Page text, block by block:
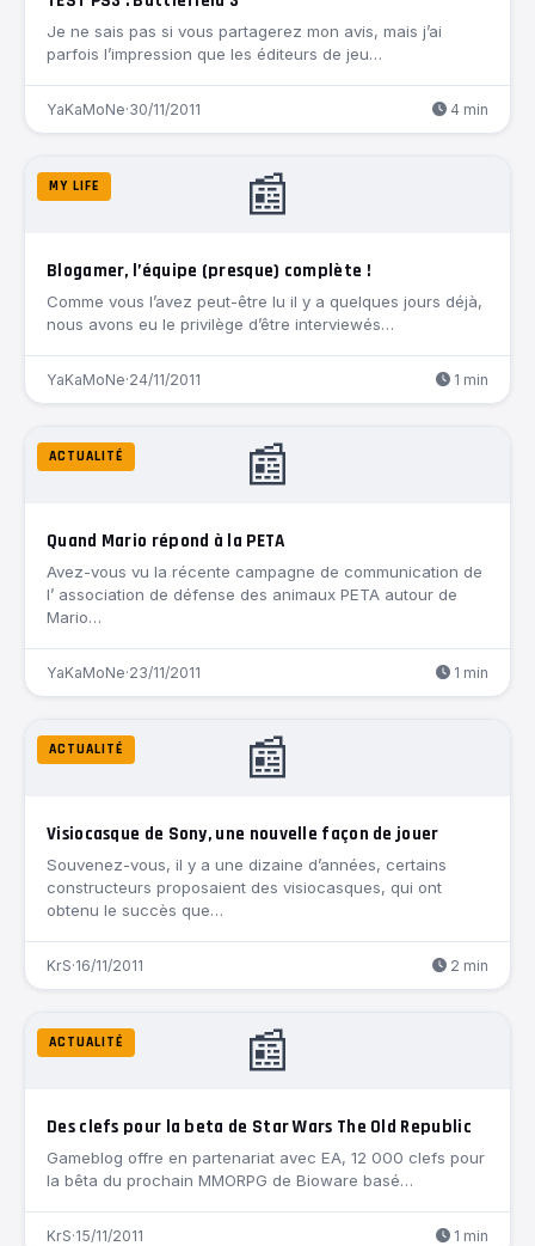
Je ne sais pas si vous partagerez mon avis, mais j’ai
parfois l’impression que les éditeurs de jeu…
YaKaMoNe·30/11/2011 4 min
📰
MY LIFE
Blogamer, l’équipe (presque) complète !
Comme vous l’avez peut-être lu il y a quelques jours déjà,
nous avons eu le privilège d’être interviewés…
YaKaMoNe·24/11/2011 1 min
📰
ACTUALITÉ
Quand Mario répond à la PETA
Avez-vous vu la récente campagne de communication de
l’ association de défense des animaux PETA autour de
Mario…
YaKaMoNe·23/11/2011 1 min
📰
ACTUALITÉ
Visiocasque de Sony, une nouvelle façon de jouer
Souvenez-vous, il y a une dizaine d’années, certains
constructeurs proposaient des visiocasques, qui ont
obtenu le succès que…
KrS·16/11/2011 2 min
📰
ACTUALITÉ
Des clefs pour la beta de Star Wars The Old Republic
Gameblog offre en partenariat avec EA, 12 000 clefs pour
la bêta du prochain MMORPG de Bioware basé…
KrS·15/11/2011 1 min